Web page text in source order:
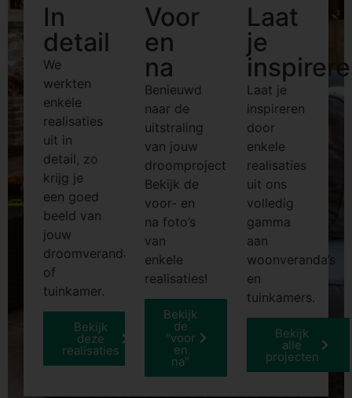
In
detail
We
werkten
enkele
realisaties
uit in
detail, zo
krijg je
een goed
beeld van
jouw
droomveranda
of
tuinkamer.
Bekijk
deze
realisaties
Voor
en
na
Benieuwd
naar de
uitstraling
van jouw
droomproject?
Bekijk de
voor- en
na foto’s
van
enkele
realisaties!
Bekijk
de
"voor
en
na"
Laat
je
Laat je
inspireren
door
enkele
realisaties
uit ons
volledig
gamma
aan
woonveranda’s
en
tuinkamers.
Bekijk
alle
projecten